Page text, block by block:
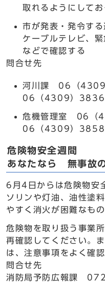
取れるようにしてお
市が発表・発令す
ケーブルテレビ、
などで確認する
問合せ先
河川課 06（4309
06（4309）3836
危機管理室 06（
06（4309）3858
危険物安全週間
あなたなら 無事故
6月4日からは危険物安
ソリンや灯油、油性塗
やすく消火が困難なも
危険物を取り扱う事業
再確認してください。
は、注意事項をよく確
問合せ先
消防局予防広報課